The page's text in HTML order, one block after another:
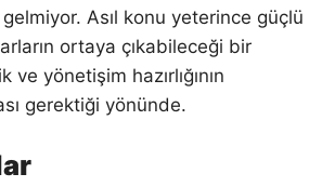
gelmiyor. Asıl konu yeterince güçlü
ortaya çıkabileceği bir
yönetişim hazırlığının
gerektiği yönünde.